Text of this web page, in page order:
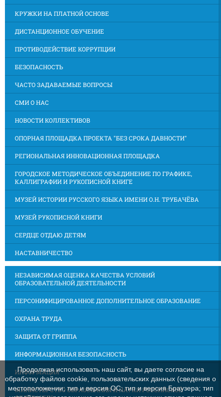
КРУЖКИ НА ПЛАТНОЙ ОСНОВЕ
ДИСТАНЦИОННОЕ ОБУЧЕНИЕ
ПРОТИВОДЕЙСТВИЕ КОРРУПЦИИ
БЕЗОПАСНОСТЬ
ЧАСТО ЗАДАВАЕМЫЕ ВОПРОСЫ
СМИ О НАС
НОВОСТИ КОЛЛЕКТИВОВ
ОПОРНАЯ ПЛОЩАДКА ПРОЕКТА "БЕЗ СРОКА ДАВНОСТИ"
РЕГИОНАЛЬНАЯ ИННОВАЦИОННАЯ ПЛОЩАДКА
ГОРОДСКОЕ МЕТОДИЧЕСКОЕ ОБЪЕДИНЕНИЕ ПО ГРАФИКЕ,
КАЛЛИГРАФИИ И РУКОПИСНОЙ КНИГЕ
МУЗЕЙ ИСТОРИИ РУССКОГО ЯЗЫКА ИМЕНИ О.Н. ТРУБАЧЁВА
МУЗЕЙ РУКОПИСНОЙ КНИГИ
СЕРДЦЕ ОТДАЮ ДЕТЯМ
НАСТАВНИЧЕСТВО
НЕЗАВИСИМАЯ ОЦЕНКА КАЧЕСТВА УСЛОВИЙ
ОБРАЗОВАТЕЛЬНОЙ ДЕЯТЕЛЬНОСТИ
ПЕРСОНИФИЦИРОВАННОЕ ДОПОЛНИТЕЛЬНОЕ ОБРАЗОВАНИЕ
ОХРАНА ТРУДА
ЗАЩИТА ОТ ГРИППА
ИНФОРМАЦИОННАЯ БЕЗОПАСНОСТЬ
ИНФОРМАЦИЯ
МИНИСТЕРСТВО ОБРАЗОВАНИЯ И НАУКИ РОССИЙСКОЙ
Продолжая использовать наш сайт, вы даете согласие на
обработку файлов cookie, пользовательских данных (сведения о
местоположении; тип и версия ОС; тип и версия Браузера; тип